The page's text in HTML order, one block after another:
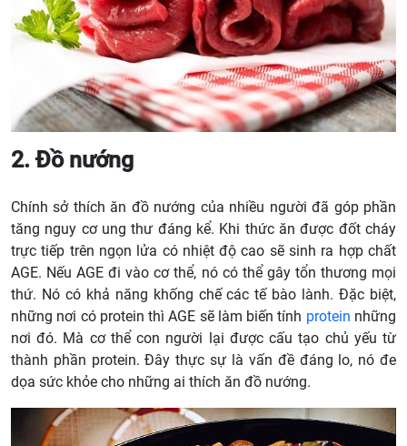
2. Đồ nướng
Chính sở thích ăn đồ nướng của nhiều người đã góp phần
tăng nguy cơ ung thư đáng kể. Khi thức ăn được đốt cháy
trực tiếp trên ngọn lửa có nhiệt độ cao sẽ sinh ra hợp chất
AGE. Nếu AGE đi vào cơ thể, nó có thể gây tổn thương mọi
thứ. Nó có khả năng khống chế các tế bào lành. Đặc biệt,
những nơi có protein thì AGE sẽ làm biến tính protein những
nơi đó. Mà cơ thể con người lại được cấu tạo chủ yếu từ
thành phần protein. Đây thực sự là vấn đề đáng lo, nó đe
dọa sức khỏe cho những ai thích ăn đồ nướng.